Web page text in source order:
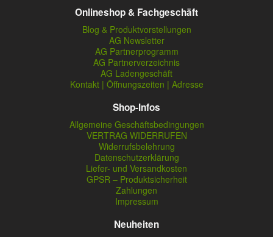
Onlineshop & Fachgeschäft
Blog & Produktvorstellungen
AG Newsletter
AG Partnerprogramm
AG Partnerverzeichnis
AG Ladengeschäft
Kontakt | Öffnungszeiten | Adresse
Shop-Infos
Allgemeine Geschäftsbedingungen
VERTRAG WIDERRUFEN
Widerrufsbelehrung
Datenschutzerklärung
Liefer- und Versandkosten
GPSR – Produktsicherheit
Zahlungen
Impressum
Neuheiten